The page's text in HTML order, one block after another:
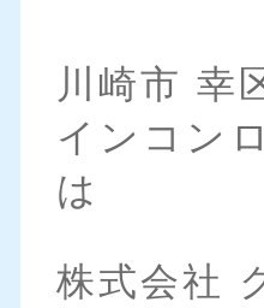
川崎市 幸
インコン
は
株式会社